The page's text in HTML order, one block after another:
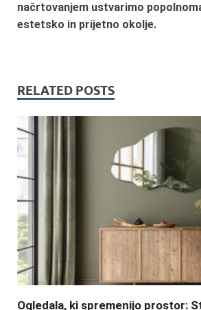
načrtovanjem ustvarimo
estetsko in prijetno okolje.
RELATED POSTS
Ogledala, ki spremenijo prostor: